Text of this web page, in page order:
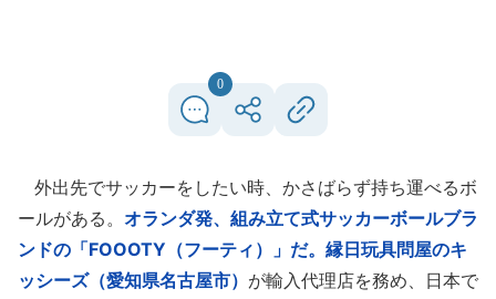
0
外出先でサッカーをしたい時、かさばらず持ち運べるボ
ールがある。 オランダ発、組み立て式サッカーボールブラ
ンドの「FOOOTY（フーティ）」だ。 縁日玩具問屋のキ
ッシーズ（愛知県名古屋市） が輸入代理店を務め、日本で